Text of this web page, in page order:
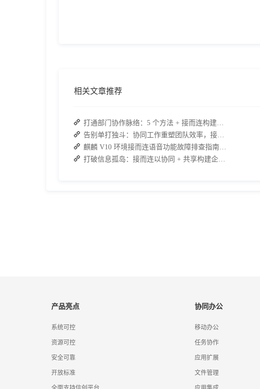
相关文章推荐
产品亮点
系统可控
资源可控
安全可靠
开放标准
协同办公
移动办公
任务协作
应用扩展
文件管理